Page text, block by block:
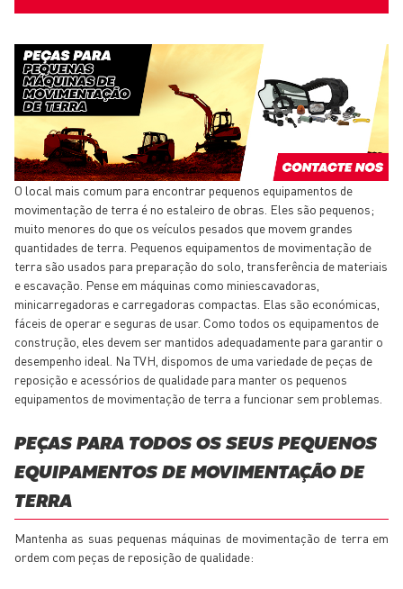
O local mais comum para encontrar pequenos equipamentos de
movimentação de terra é no estaleiro de obras. Eles são pequenos;
muito menores do que os veículos pesados que movem grandes
quantidades de terra. Pequenos equipamentos de movimentação de
terra são usados para preparação do solo, transferência de materiais
e escavação. Pense em máquinas como miniescavadoras,
minicarregadoras e carregadoras compactas. Elas são económicas,
fáceis de operar e seguras de usar. Como todos os equipamentos de
construção, eles devem ser mantidos adequadamente para garantir o
desempenho ideal. Na TVH, dispomos de uma variedade de peças de
reposição e acessórios de qualidade para manter os pequenos
equipamentos de movimentação de terra a funcionar sem problemas.
PEÇAS PARA TODOS OS SEUS PEQUENOS
EQUIPAMENTOS DE MOVIMENTAÇÃO DE
TERRA
Mantenha as suas pequenas máquinas de movimentação de terra em
ordem com peças de reposição de qualidade: